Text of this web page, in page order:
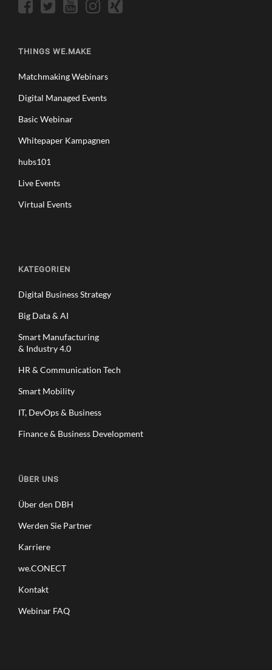
THINGS WE.MAKE
Matchmaking Webinars
Digital Managed Events
Basic Webinar
Whitepaper Kampagnen
hubs101
Live Events
Virtual Events
KATEGORIEN
Digital Business Strategy
Big Data & AI
Smart Manufacturing
& Industry 4.0
HR & Communication Tech
Smart Mobility
IT, DevOps & Business
Finance & Business Development
ÜBER UNS
Über den DBH
Werden Sie Partner
Karriere
we.CONECT
Kontakt
Webinar FAQ